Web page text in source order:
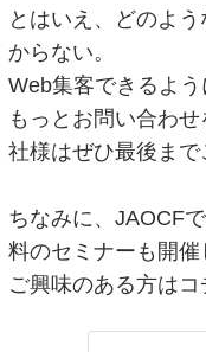
とはいえ、どのよ
からない。
Web集客できるよう
もっとお問い合わ
社様はぜひ最後まで
ちなみに、JAOCF
料のセミナーも開催
ご興味のある方はコ